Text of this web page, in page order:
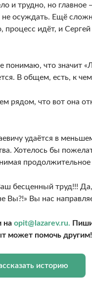
и трудно, но главное
осуждать. Ещё
идёт, и
понимаю, что значит
В общем, есть, к
рядом, что вот она
удаётся в
Хотелось бы
бесценный труд!!!
Вы?!» Вы нас
на opit@lazarev.ru.
может помочь другим!
историю